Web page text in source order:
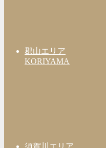
郡山エリア
KORIYAMA
須賀川エリア